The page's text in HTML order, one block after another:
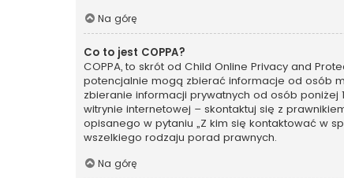
Na górę
Co to jest COPPA?
COPPA, to skrót od Child Online Privacy and
potencjalnie mogą zbierać informacje od osób
zbieranie informacji prywatnych od osób
witrynie internetowej – skontaktuj się z
opisanego w pytaniu „Z kim się kontaktować w
wszelkiego rodzaju porad prawnych.
Na górę